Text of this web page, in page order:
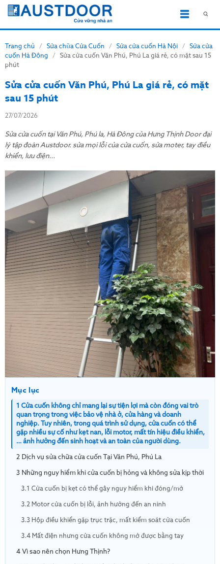
Trang chủ / Sửa chữa Cửa Cuốn / Sửa cửa cuốn Hà Nội /
Sửa cửa
cuốn Hà Đông
/
Sửa cửa cuốn Văn Phú, Phú La giá rẻ, có mặt sau 15
phút
Sửa cửa cuốn Văn Phú, Phú La giá rẻ, có mặt
sau 15 phút
27/07/2026
Sửa cửa cuốn tại Văn Phú, Phú la, Hà Đông của Hưng Thịnh Door đại
lý tập đoàn Austdoor. sửa mọi lỗi của cửa cuốn, sửa moter, tay điều
khiển, lưu điện...
Mục lục
1 Cửa cuốn không chỉ mang lại sự tiện lợi mà còn đóng vai trò
quan trọng trong việc bảo vệ nhà ở, cửa hàng và doanh
nghiệp. Tuy nhiên, trong quá trình sử dụng, cửa cuốn có thể
gặp nhiều sự cố như kẹt nan, lỗi motor, mất tín hiệu điều khiển,
… ảnh hưởng đến sinh hoạt và an toàn của người dùng.
2 Dịch vụ sửa chữa cửa cuốn Tại Văn Phú, Phú La
3 Những nguy hiểm khi cửa cuốn bị hỏng và không sửa kịp thời
3.1 Cửa cuốn bị kẹt có thể gây nguy hiểm khi đóng/mở
3.2 Motor cửa cuốn bị lỗi, ảnh hưởng đến an ninh
3.3 Hộp điều khiển gặp trục trặc, mất kiểm soát cửa cuốn
3.4 Mất điện nhưng cửa cuốn không mở được bằng tay
4 Vì sao nên chọn Hưng Thịnh?